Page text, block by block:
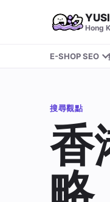
Hong
E-SHOP SEO
搜尋觀點
香
略